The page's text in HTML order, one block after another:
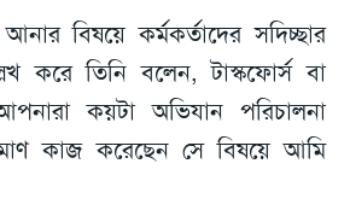
আনার বিষয়ে কর্মকর্তাদের সদিচ্ছার
করে তিনি বলেন, টাস্কফোর্স বা
কয়টা অভিযান পরিচালনা
কাজ করেছেন সে বিষয়ে আমি